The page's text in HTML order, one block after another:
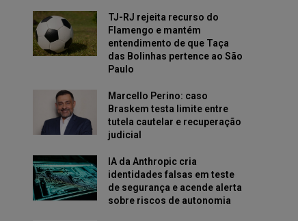
TJ-RJ rejeita recurso do
Flamengo e mantém
entendimento de que Taça
das Bolinhas pertence ao São
Paulo
Marcello Perino: caso
Braskem testa limite entre
tutela cautelar e recuperação
judicial
IA da Anthropic cria
identidades falsas em teste
de segurança e acende alerta
sobre riscos de autonomia